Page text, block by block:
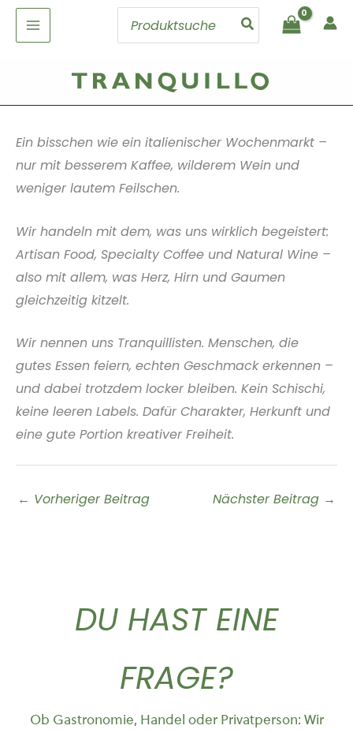
Inhalt
springen
Search
Ein bisschen wie ein italienischer Wochenmarkt –
nur mit besserem Kaffee, wilderem Wein und
weniger lautem Feilschen.
Wir handeln mit dem, was uns wirklich begeistert:
Artisan Food, Specialty Coffee und Natural Wine –
also mit allem, was Herz, Hirn und Gaumen
gleichzeitig kitzelt.
Wir nennen uns Tranquillisten. Menschen, die
gutes Essen feiern, echten Geschmack erkennen –
und dabei trotzdem locker bleiben. Kein Schischi,
keine leeren Labels. Dafür Charakter, Herkunft und
eine gute Portion kreativer Freiheit.
← Vorheriger Beitrag Nächster Beitrag →
DU HAST EINE
FRAGE?
Ob Gastronomie, Handel oder Privatperson: Wir